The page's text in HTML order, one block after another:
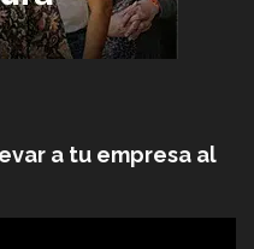
a tu empresa al